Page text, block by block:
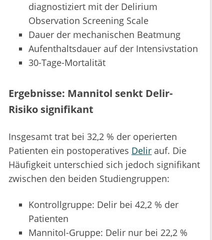
diagnostiziert mit der Delirium
Observation Screening Scale
Dauer der mechanischen Beatmung
Aufenthaltsdauer auf der Intensivstation
30-Tage-Mortalität
Ergebnisse: Mannitol senkt Delir-
Risiko signifikant
Insgesamt trat bei 32,2 % der operierten
Patienten ein postoperatives Delir auf. Die
Häufigkeit unterschied sich jedoch signifikant
zwischen den beiden Studiengruppen:
Kontrollgruppe: Delir bei 42,2 % der
Patienten
Mannitol-Gruppe: Delir nur bei 22,2 %